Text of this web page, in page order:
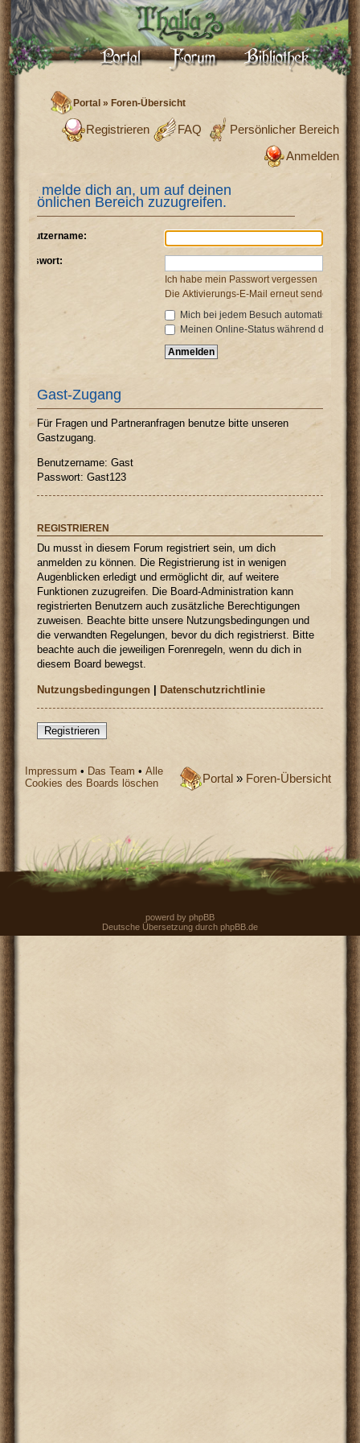
Portal »Foren-Übersicht
Persönlicher Bereich
FAQ
Registrieren
Anmelden
Bitte melde dich an, um auf deinen
persönlichen Bereich zuzugreifen.
Benutzername:
Passwort:
Ich habe mein Passwort vergessen
Die Aktivierungs-E-Mail erneut senden
Mich bei jedem Besuch automatisch
Meinen Online-Status während dieser
Gast-Zugang
Für Fragen und Partneranfragen benutze bitte unseren
Gastzugang.
Benutzername: Gast
Passwort: Gast123
REGISTRIEREN
Du musst in diesem Forum registriert sein, um dich
anmelden zu können. Die Registrierung ist in wenigen
Augenblicken erledigt und ermöglicht dir, auf weitere
Funktionen zuzugreifen. Die Board-Administration kann
registrierten Benutzern auch zusätzliche Berechtigungen
zuweisen. Beachte bitte unsere Nutzungsbedingungen und
die verwandten Regelungen, bevor du dich registrierst. Bitte
beachte auch die jeweiligen Forenregeln, wenn du dich in
diesem Board bewegst.
Nutzungsbedingungen |Datenschutzrichtlinie
Registrieren
Portal » Foren-Übersicht
Impressum • Das Team •Alle
Cookies des Boards löschen
powerd by phpBB
Deutsche Übersetzung durch phpBB.de